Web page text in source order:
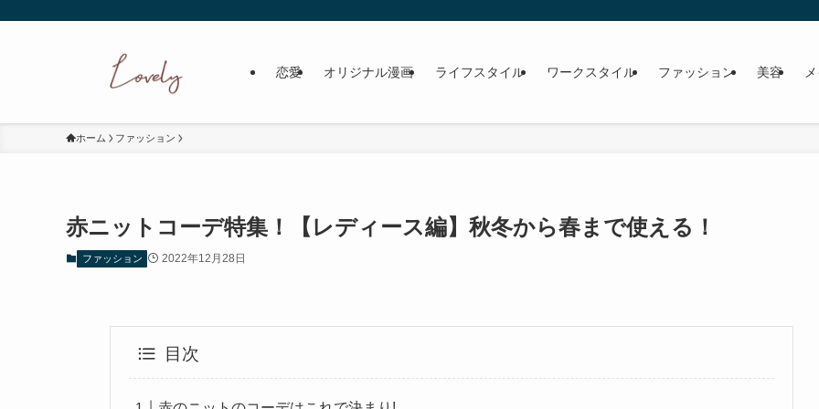
恋愛 オリジナル漫画 ライフスタイル ワークスタイル ファッション 美容
ホーム ファッション
赤ニットコーデ特集！【レディース編】秋冬から春まで使える！
ファッション 2022年12月28日
目次